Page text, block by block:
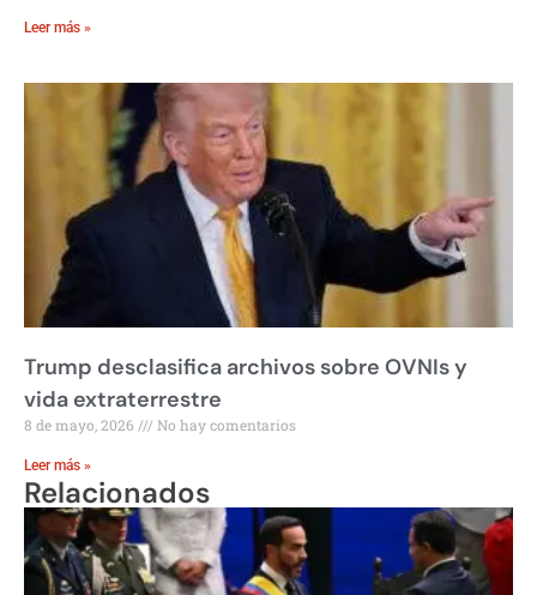
Leer más »
Trump desclasifica archivos sobre OVNIs y
vida extraterrestre
8 de mayo, 2026 No hay comentarios
Leer más »
Relacionados